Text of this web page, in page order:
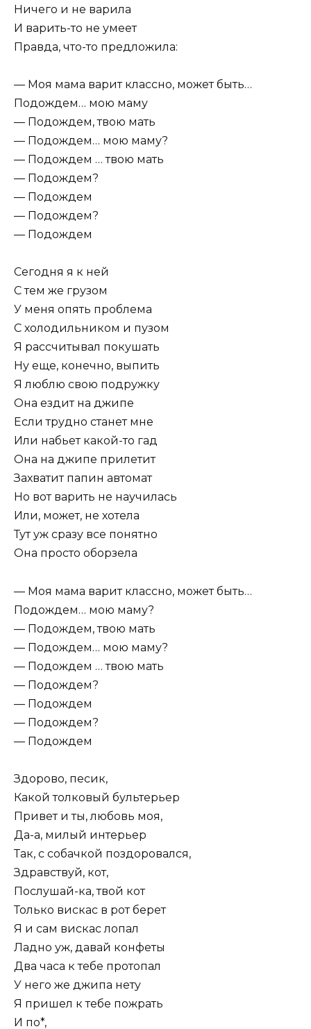
Ничего и не варила
И варить-то не умеет
Правда, что-то предложила:
— Моя мама варит классно, может быть…
Подождем… мою маму
— Подождем, твою мать
— Подождем… мою маму?
— Подождем … твою мать
— Подождем?
— Подождем
— Подождем?
— Подождем
Сегодня я к ней
С тем же грузом
У меня опять проблема
С холодильником и пузом
Я рассчитывал покушать
Ну еще, конечно, выпить
Я люблю свою подружку
Она ездит на джипе
Если трудно станет мне
Или набьет какой-то гад
Она на джипе прилетит
Захватит папин автомат
Но вот варить не научилась
Или, может, не хотела
Тут уж сразу все понятно
Она просто оборзела
— Моя мама варит классно, может быть…
Подождем… мою маму?
— Подождем, твою мать
— Подождем… мою маму?
— Подождем … твою мать
— Подождем?
— Подождем
— Подождем?
— Подождем
Здорово, песик,
Какой толковый бультерьер
Привет и ты, любовь моя,
Да-а, милый интерьер
Так, с собачкой поздоровался,
Здравствуй, кот,
Послушай-ка, твой кот
Только вискас в рот берет
Я и сам вискас лопал
Ладно уж, давай конфеты
Два часа к тебе протопал
У него же джипа нету
Я пришел к тебе пожрать
И по*,